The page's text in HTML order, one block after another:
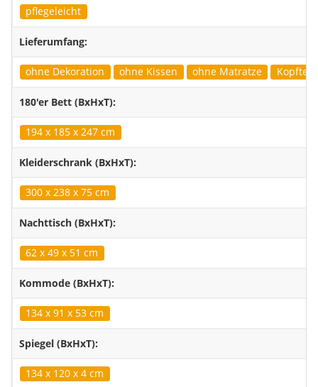
pflegeleicht
Lieferumfang:
ohne Dekoration ohne Kissen ohne Matratze Kopfteil
180'er Bett (BxHxT):
194 x 185 x 247 cm
Kleiderschrank (BxHxT):
300 x 238 x 75 cm
Nachttisch (BxHxT):
62 x 49 x 51 cm
Kommode (BxHxT):
134 x 91 x 53 cm
Spiegel (BxHxT):
134 x 120 x 4 cm